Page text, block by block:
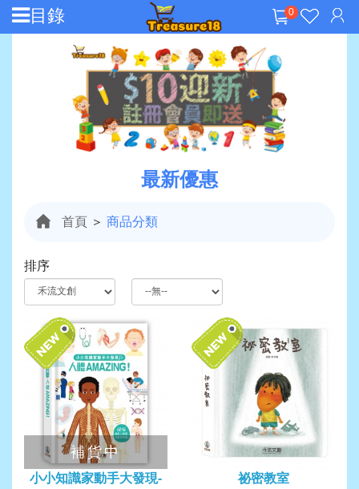
0
目錄
最新優惠
首頁 ＞ 商品分類
排序
補貨中
小小知識家動手大發現-
祕密教室